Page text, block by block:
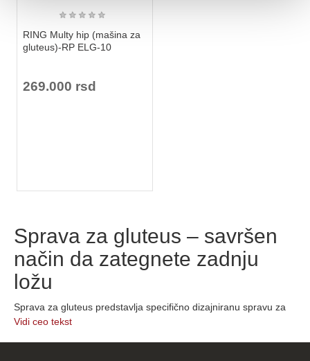
★ ★ ★ ★ ★
RING Multy hip (mašina za
gluteus)-RP ELG-10
269.000 rsd
Sprava za gluteus – savršen
način da zategnete zadnju
ložu
Sprava za gluteus predstavlja specifično dizajniranu spravu za
vežbanje koja vam omogućava savršeno zatezanje i oblikovanje
Vidi ceo tekst